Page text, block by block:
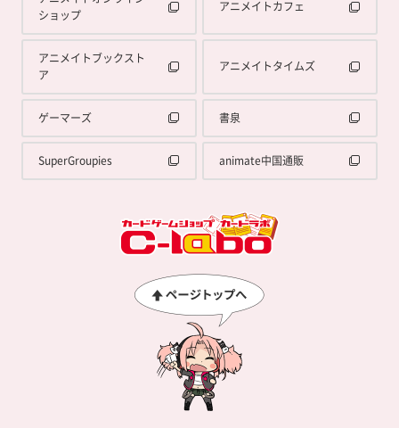
ショップ
アニメイトカフェ
アニメイトブックスト
ア
アニメイトタイムズ
ゲーマーズ 書泉
SuperGroupies animate中国通販